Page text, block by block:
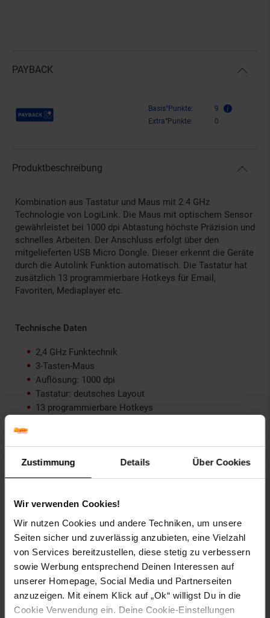
Zustimmung Details Über Cookies
Wir verwenden Cookies!
Wir nutzen Cookies und andere Techniken, um unsere
Seiten sicher und zuverlässig anzubieten, eine Vielzahl
von Services bereitzustellen, diese stetig zu verbessern
sowie Werbung entsprechend Deinen Interessen auf
unserer Homepage, Social Media und Partnerseiten
anzuzeigen. Mit einem Klick auf „Ok“ willigst Du in die
Cookie Verwendung ein. Deine Cookie-Einstellungen
PAYBACK
Payback Punkte Basis°Punkte:
9
Extra°Punkte:
0
Produktbeschreibung
Kombination aus Tastatur und Maus mit 2.4 GHz
Technologie von LogiLink. Die Maus mit optischem Sensor
gewährleistet bei 1000 dpi Abtastung höchste Präzision und
schnelles Arbeiten. Der Anschluss erfolgt über den
mitgelieferten USB Micro Dongle. Dieser erkennt die Geräte
durch die Autolink Funktion automatisch. Die Tastatur hat
zusätzlich 13 programmierbare Hotkeys für Email,
Favoriten, Mediaplayer etc.
Technische Daten
2,4 GHz Funktechnik
3-Tasten-Maus
Auflösung: 1000 dpi
Tastatur: deutsches Layout
13 programmierbare Hotkeys
Reichweite: 6-10 m
Artikelnummer: 1421991000
Artikel gehört zur Kategorie:
Bewertungen
Versandinformationen